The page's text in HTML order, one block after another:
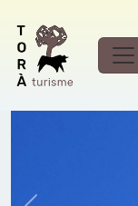
Cruz de
Ramon